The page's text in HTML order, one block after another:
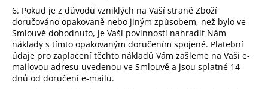
6. Pokud je z důvodů vzniklých na Vaší straně Zboží
doručováno opakovaně nebo jiným způsobem, než bylo ve
Smlouvě dohodnuto, je Vaší povinností nahradit Nám
náklady s tímto opakovaným doručením spojené. Platební
údaje pro zaplacení těchto nákladů Vám zašleme na Vaši e-
mailovou adresu uvedenou ve Smlouvě a jsou splatné 14
dnů od doručení e-mailu.